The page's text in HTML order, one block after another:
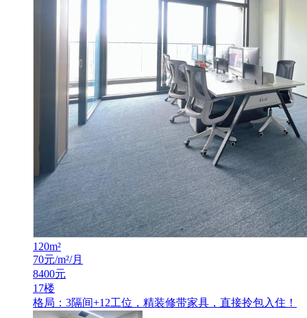
120m²
70元/m²/月
8400元
17楼
格局：3隔间+12工位，精装修带家具，直接拎包入住！